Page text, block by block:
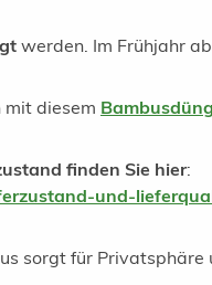
werden. Im Frühjahr
diesem
finden Sie hier:
und-
sorgt für